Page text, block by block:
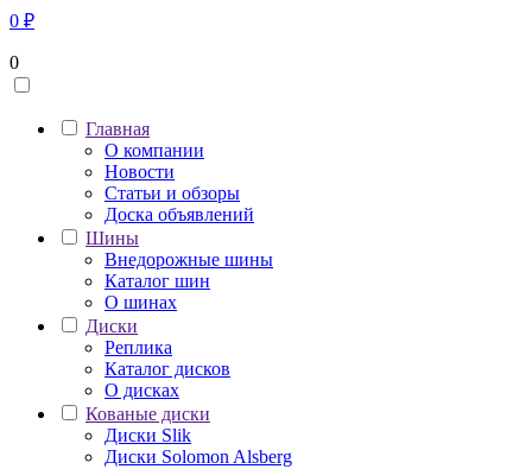
0 ₽
0
Главная
О компании
Новости
Статьи и обзоры
Доска объявлений
Шины
Внедорожные шины
Каталог шин
О шинах
Диски
Реплика
Каталог дисков
О дисках
Кованые диски
Диски Slik
Диски Solomon Alsberg